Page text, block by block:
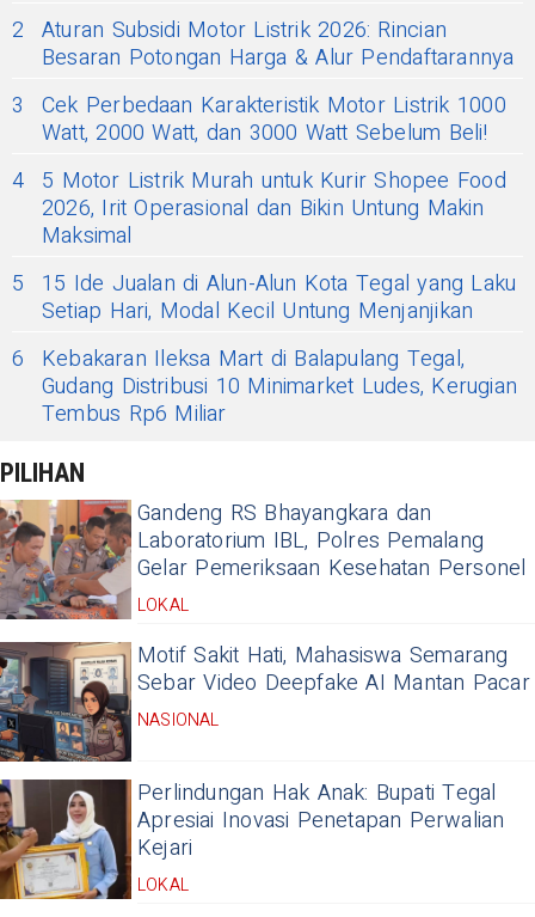
2 Aturan Subsidi Motor Listrik 2026: Rincian
Besaran Potongan Harga & Alur Pendaftarannya
3
Cek Perbedaan Karakteristik Motor Listrik 1000
Watt, 2000 Watt, dan 3000 Watt Sebelum Beli!
4 5 Motor Listrik Murah untuk Kurir Shopee Food
2026, Irit Operasional dan Bikin Untung Makin
Maksimal
5
15 Ide Jualan di Alun-Alun Kota Tegal yang Laku
Setiap Hari, Modal Kecil Untung Menjanjikan
6
Kebakaran Ileksa Mart di Balapulang Tegal,
Gudang Distribusi 10 Minimarket Ludes, Kerugian
Tembus Rp6 Miliar
PILIHAN
Gandeng RS Bhayangkara dan
Laboratorium IBL, Polres Pemalang
Gelar Pemeriksaan Kesehatan Personel
LOKAL
Motif Sakit Hati, Mahasiswa Semarang
Sebar Video Deepfake AI Mantan Pacar
NASIONAL
Perlindungan Hak Anak: Bupati Tegal
Apresiai Inovasi Penetapan Perwalian
Kejari
LOKAL